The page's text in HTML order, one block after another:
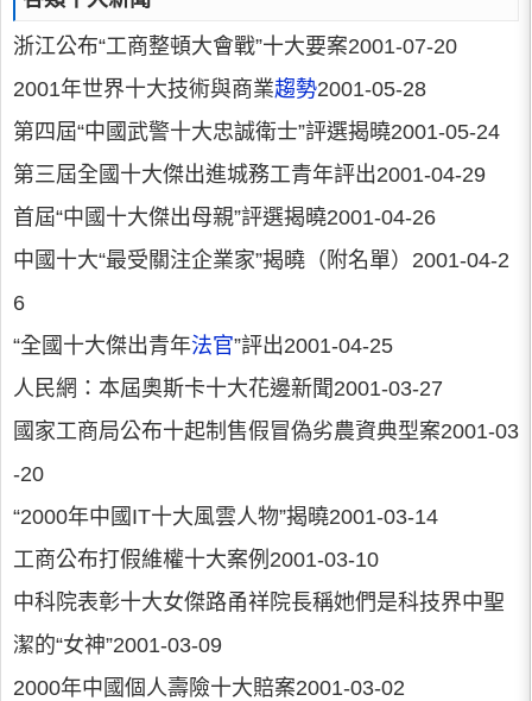
浙江公布“工商整頓大會戰”十大要案2001-07-20
2001年世界十大技術與商業趨勢2001-05-28
第四屆“中國武警十大忠誠衛士”評選揭曉2001-05-24
第三屆全國十大傑出進城務工青年評出2001-04-29
首屆“中國十大傑出母親”評選揭曉2001-04-26
中國十大“最受關注企業家”揭曉（附名單）2001-04-2
6
“全國十大傑出青年法官”評出2001-04-25
人民網：本屆奧斯卡十大花邊新聞2001-03-27
國家工商局公布十起制售假冒偽劣農資典型案2001-03
-20
“2000年中國IT十大風雲人物”揭曉2001-03-14
工商公布打假維權十大案例2001-03-10
中科院表彰十大女傑路甬祥院長稱她們是科技界中聖
潔的“女神”2001-03-09
2000年中國個人壽險十大賠案2001-03-02